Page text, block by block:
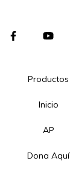
Productos
Inicio
AP
Dona Aquí